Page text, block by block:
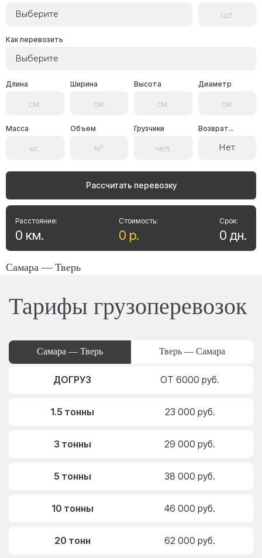
Выберите
Как перевозить
Выберите
Длина Ширина Высота Диаметр
Масса Объем Грузчики Возврат...
Нет
Рассчитать перевозку
Стоимость:
0 р.
Расстояние:
0 км.
Срок:
0 дн.
Самара — Тверь
Тарифы грузоперевозок
Самара — Тверь Тверь — Самара
ДОГРУЗ ОТ 6000 руб.
1.5 тонны 23 000 руб.
3 тонны 29 000 руб.
5 тонны 38 000 руб.
10 тонны 46 000 руб.
20 тонн 62 000 руб.